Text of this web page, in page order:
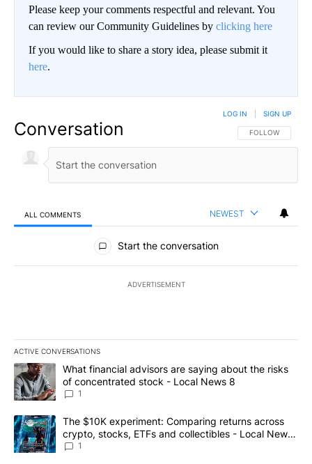
Please keep your comments respectful and relevant. You
can review our Community Guidelines by clicking here
If you would like to share a story idea, please submit it
here.
Conversation FOLLOW THIS
FOLLOW
LOG IN SIGN UP
ALL COMMENTS NEWEST
All Comments
Start the conversation
ADVERTISEMENT
ACTIVE CONVERSATIONS
The following is a list of the most commented articles in the last
A trending article titled "What financial advisors are saying
What financial advisors are saying about the risks
of concentrated stock - Local News 8
1
A trending article titled "The $10K experiment: Comparing
The $10K experiment: Comparing returns across
crypto, stocks, ETFs and collectibles - Local News
8
1